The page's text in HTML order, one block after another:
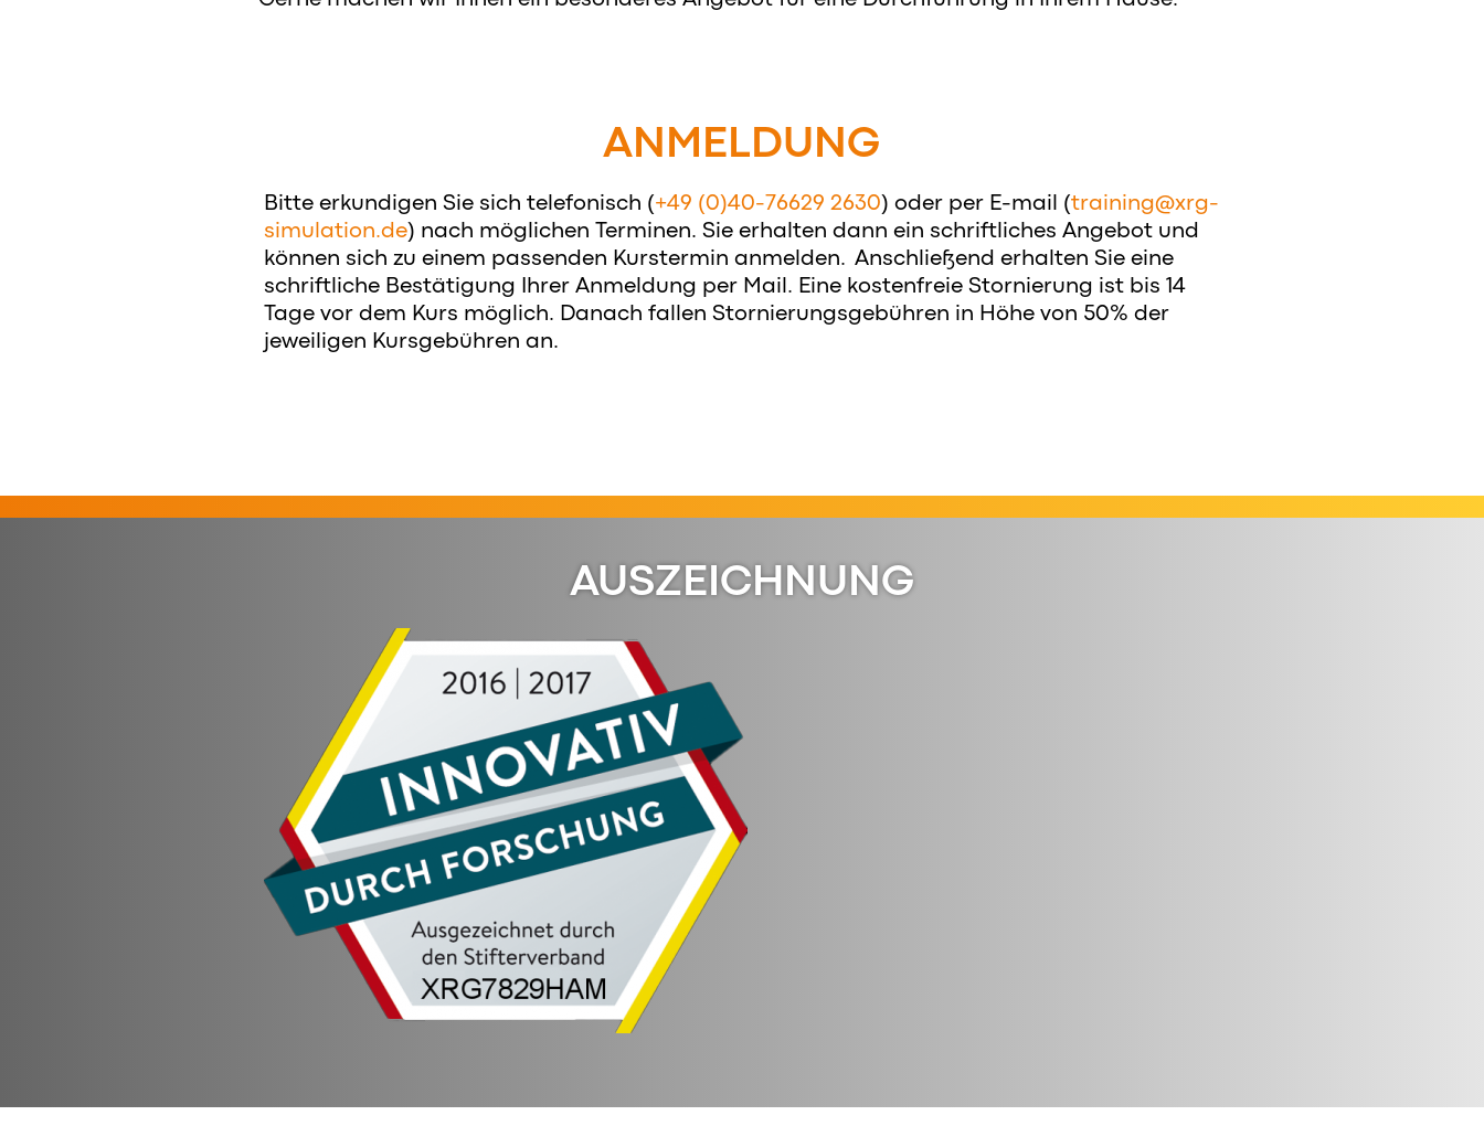
ANMELDUNG
Bitte erkundigen Sie sich telefonisch (+49 (0)40-76629 2630) oder per E-mail (training@xrg-
simulation.de) nach möglichen Terminen. Sie erhalten dann ein schriftliches Angebot und
können sich zu einem passenden Kurstermin anmelden. Anschließend erhalten Sie eine
schriftliche Bestätigung Ihrer Anmeldung per Mail. Eine kostenfreie Stornierung ist bis 14
Tage vor dem Kurs möglich. Danach fallen Stornierungsgebühren in Höhe von 50% der
jeweiligen Kursgebühren an.
AUSZEICHNUNG